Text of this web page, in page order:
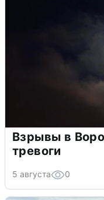
Взрывы в
тревоги
5 августа 0